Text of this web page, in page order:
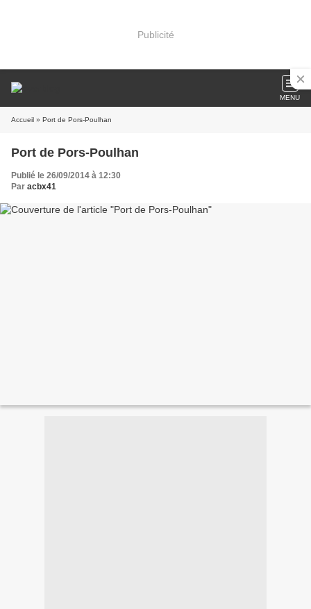
Publicité
MENU
Accueil » Port de Pors-Poulhan
Port de Pors-Poulhan
Publié le 26/09/2014 à 12:30
Par acbx41